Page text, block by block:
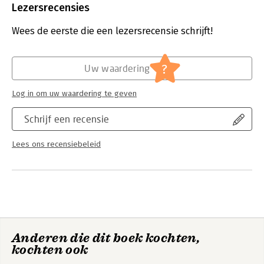
Uitgever:
Verschijningsdatum:
13-5-2026
Mens en maatschappij
Lezersrecensies
Wees de eerste die een lezersrecensie schrijft!
Schrijf een recensie
Lees ons recensiebeleid
Uw waardering ?
Log in om uw waardering te geven
Anderen die dit boek kochten,
kochten ook